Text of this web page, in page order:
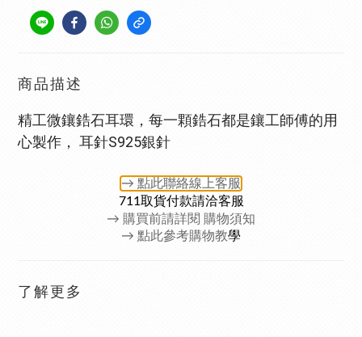
商品描述
精工微鑲鋯石耳環，每一顆鋯石都是鑲工師傅的用
心製作， 耳針S925銀針
→ 點此聯絡線上客服
711取貨付款請洽客服
→ 購買前請詳閱 購物須知
→ 點此參考購物教學
了解更多